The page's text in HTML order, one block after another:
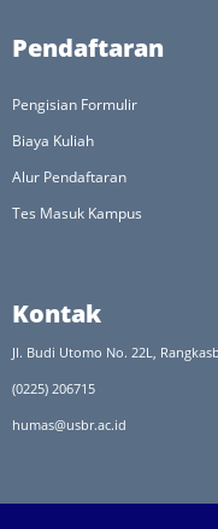
Pendaftaran
Pengisian Formulir
Biaya Kuliah
Alur Pendaftaran
Tes Masuk Kampus
Kontak
Jl. Budi Utomo No. 22L,
(0225) 206715
humas@usbr.ac.id